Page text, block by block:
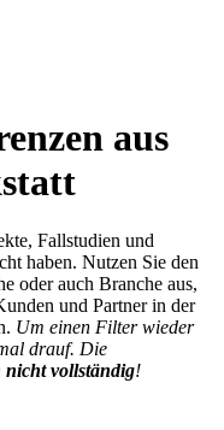
aus
Fallstudien und
haben. Nutzen Sie den
oder auch Branche aus,
und Partner in der
Um einen Filter wieder
drauf. Die
nicht vollständig!